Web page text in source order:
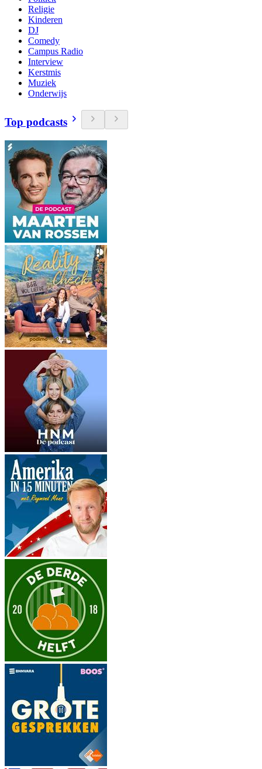
Religie
Kinderen
DJ
Comedy
Campus Radio
Interview
Kerstmis
Muziek
Onderwijs
Top podcasts